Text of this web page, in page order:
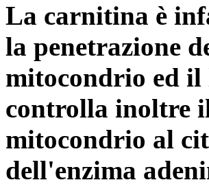
La carnitina è
la penetrazione
mitocondrio ed il
controlla inoltre
mitocondrio al
dell'enzima